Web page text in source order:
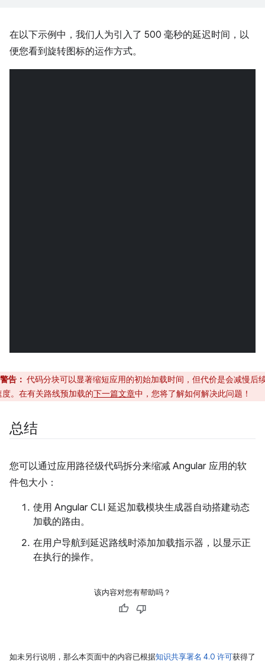
在以下示例中，我们人为引入了 500 毫秒的延迟时间，以
便您看到旋转图标的运作方式。
警告： 代码分块可以显著缩短应用的初始加载时间，但代价是会减慢后
度。在有关路线预加载的下一篇文章中，您将了解如何解决此问题！
总结
您可以通过应用路径级代码拆分来缩减 Angular 应用的软
件包大小：
使用 Angular CLI 延迟加载模块生成器自动搭建动态
加载的路由。
在用户导航到延迟路线时添加加载指示器，以显示正
在执行的操作。
该内容对您有帮助吗？
如未另行说明，那么本页面中的内容已根据知识共享署名 4.0 许可获得了